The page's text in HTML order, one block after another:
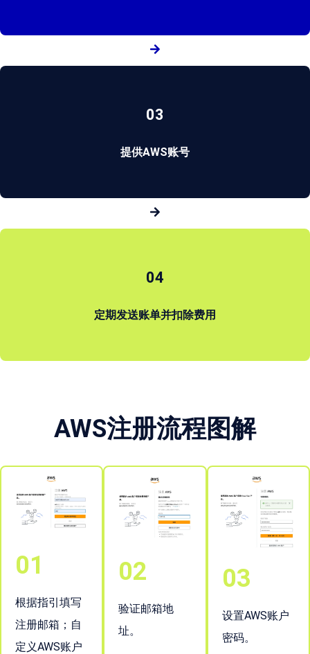
03
提供AWS账号
04
定期发送账单并扣除费用
AWS注册流程图解
01
根据指引填写
注册邮箱；自
定义AWS账户
02
验证邮箱地
址。
03
设置AWS账户
密码。